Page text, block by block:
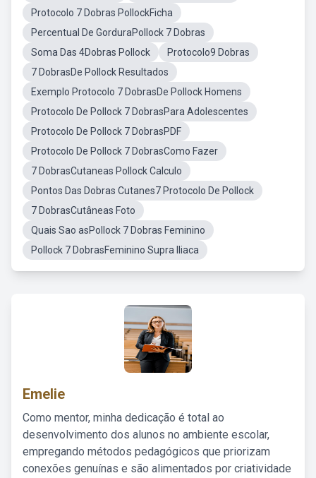
Protocolo 7 Dobras PollockFicha
Percentual De GorduraPollock 7 Dobras
Soma Das 4Dobras Pollock
Protocolo9 Dobras
7 DobrasDe Pollock Resultados
Exemplo Protocolo 7 DobrasDe Pollock Homens
Protocolo De Pollock 7 DobrasPara Adolescentes
Protocolo De Pollock 7 DobrasPDF
Protocolo De Pollock 7 DobrasComo Fazer
7 DobrasCutaneas Pollock Calculo
Pontos Das Dobras Cutanes7 Protocolo De Pollock
7 DobrasCutâneas Foto
Quais Sao asPollock 7 Dobras Feminino
Pollock 7 DobrasFeminino Supra Iliaca
Emelie
Como mentor, minha dedicação é total ao
desenvolvimento dos alunos no ambiente escolar,
empregando métodos pedagógicos que priorizam
conexões genuínas e são alimentados por criatividade